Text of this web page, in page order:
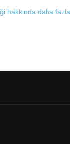
hakkında daha fazla